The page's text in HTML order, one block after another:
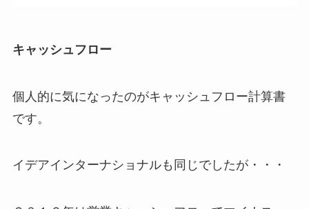
キャッシュフロー
個人的に気になったのがキャッシュフロー計算書
です。
イデアインターナショナルも同じでしたが・・・